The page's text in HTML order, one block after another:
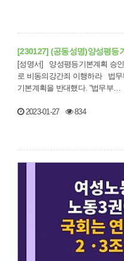
[230127] (공동성명)양성평
[성명서] 양성평등기본계획 승인하고 뒤집은 법무부, 국제협약 권고대
로 비동의강간죄 이행하라 법무부가 2023년 1월 26일 제3차 양성평등
기본계획을 반대했다. “법무부…
2023-01-27 834